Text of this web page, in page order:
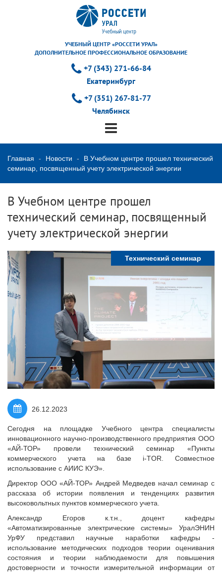
УЧЕБНЫЙ ЦЕНТР «РОССЕТИ УРАЛ»
ДОПОЛНИТЕЛЬНОЕ ПРОФЕССИОНАЛЬНОЕ ОБРАЗОВАНИЕ
+7 (343) 271-66-84
Екатеринбург
+7 (351) 267-81-77
Челябинск
Главная Новости
В Учебном центре прошел технический
семинар, посвященный учету электрической энергии
В Учебном центре прошел
технический семинар, посвященный
учету электрической энергии
Технический семинар
26.12.2023
Сегодня на площадке Учебного центра специалисты
инновационного научно-производственного предприятия ООО
«АЙ-ТОР» провели технический семинар «Пункты
коммерческого учета на базе i-TOR. Совместное
использование с АИИС КУЭ».
Директор ООО «АЙ-ТОР» Андрей Медведев начал семинар с
рассказа об истории появления и тенденциях развития
высоковольтных пунктов коммерческого учета.
Александр Егоров к.т.н., доцент кафедры
«Автоматизированные электрические системы» УралЭНИН
УрФУ представил научные наработки кафедры -
использование методических подходов теории оценивания
состояния и теории наблюдаемости для повышения
достоверности и точности измерительной информации от